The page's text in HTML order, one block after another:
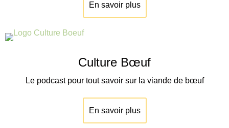
En savoir plus
Culture Bœuf
Le podcast pour tout savoir sur la viande de bœuf
En savoir plus